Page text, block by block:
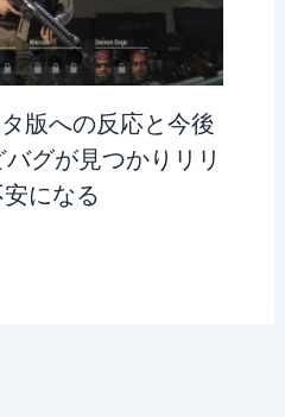
タ版への反応と今後
グが見つかりリリ
になる